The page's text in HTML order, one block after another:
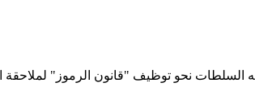
السلطات نحو توظيف "قانون الرموز" لملاحقة